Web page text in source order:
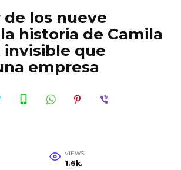
de los nueve
historia de Camila
invisible que
empresa
VIEWS
1.6k.